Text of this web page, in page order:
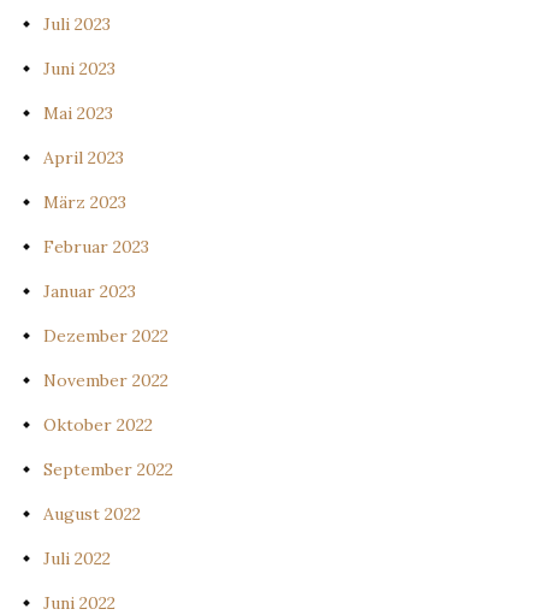
Juli 2023
Juni 2023
Mai 2023
April 2023
März 2023
Februar 2023
Januar 2023
Dezember 2022
November 2022
Oktober 2022
September 2022
August 2022
Juli 2022
Juni 2022